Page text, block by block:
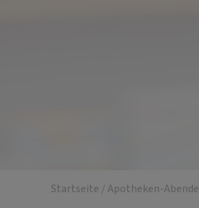
Startseite /Apotheken-Abende